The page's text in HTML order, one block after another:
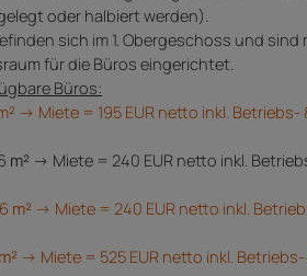
oder halbiert werden).
sich im 1. Obergeschoss und
für die Büros eingerichtet.
Büros:
-> Miete = 195 EUR netto inkl. Betriebs-
m² -> Miete = 240 EUR netto inkl.
m² -> Miete = 240 EUR netto inkl.
-> Miete = 525 EUR netto inkl.